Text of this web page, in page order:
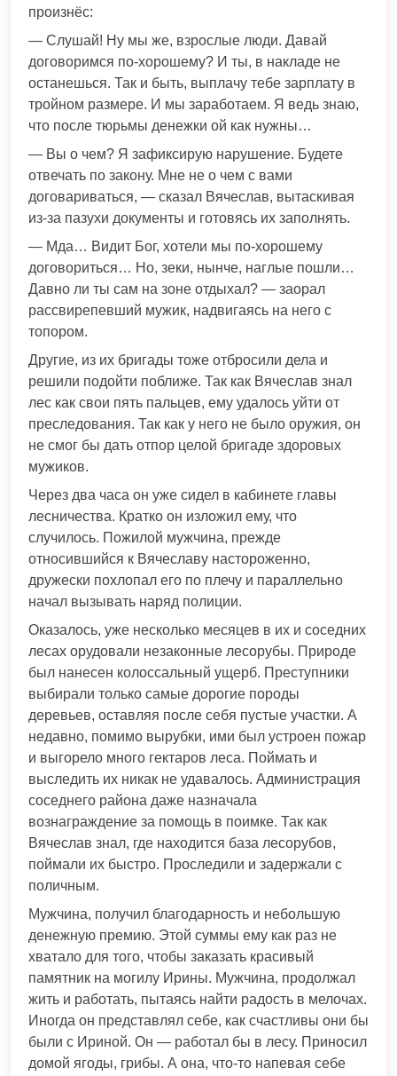
произнёс:
— Слушай! Ну мы же, взрослые люди. Давай
договоримся по-хорошему? И ты, в накладе не
останешься. Так и быть, выплачу тебе зарплату в
тройном размере. И мы заработаем. Я ведь знаю,
что после тюрьмы денежки ой как нужны…
— Вы о чем? Я зафиксирую нарушение. Будете
отвечать по закону. Мне не о чем с вами
договариваться, — сказал Вячеслав, вытаскивая
из-за пазухи документы и готовясь их заполнять.
— Мда… Видит Бог, хотели мы по-хорошему
договориться… Но, зеки, нынче, наглые пошли…
Давно ли ты сам на зоне отдыхал? — заорал
рассвирепевший мужик, надвигаясь на него с
топором.
Другие, из их бригады тоже отбросили дела и
решили подойти поближе. Так как Вячеслав знал
лес как свои пять пальцев, ему удалось уйти от
преследования. Так как у него не было оружия, он
не смог бы дать отпор целой бригаде здоровых
мужиков.
Через два часа он уже сидел в кабинете главы
лесничества. Кратко он изложил ему, что
случилось. Пожилой мужчина, прежде
относившийся к Вячеславу настороженно,
дружески похлопал его по плечу и параллельно
начал вызывать наряд полиции.
Оказалось, уже несколько месяцев в их и соседних
лесах орудовали незаконные лесорубы. Природе
был нанесен колоссальный ущерб. Преступники
выбирали только самые дорогие породы
деревьев, оставляя после себя пустые участки. А
недавно, помимо вырубки, ими был устроен пожар
и выгорело много гектаров леса. Поймать и
выследить их никак не удавалось. Администрация
соседнего района даже назначала
вознаграждение за помощь в поимке. Так как
Вячеслав знал, где находится база лесорубов,
поймали их быстро. Проследили и задержали с
поличным.
Мужчина, получил благодарность и небольшую
денежную премию. Этой суммы ему как раз не
хватало для того, чтобы заказать красивый
памятник на могилу Ирины. Мужчина, продолжал
жить и работать, пытаясь найти радость в мелочах.
Иногда он представлял себе, как счастливы они бы
были с Ириной. Он — работал бы в лесу. Приносил
домой ягоды, грибы. А она, что-то напевая себе